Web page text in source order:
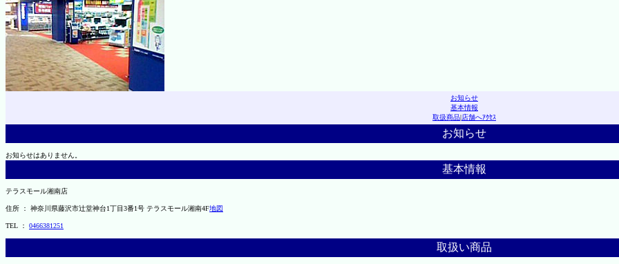
お知らせ
基本情報
取扱商品|店舗へｱｸｾｽ
お知らせ
お知らせはありません。
基本情報
テラスモール湘南店
住所 ： 神奈川県藤沢市辻堂神台1丁目3番1号 テラスモール湘南4F地図
TEL ： 0466381251
取扱い商品